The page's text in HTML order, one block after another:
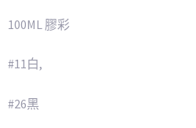
100ML 膠彩
#11白,
#26黑